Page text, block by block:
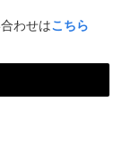
わせはこちら